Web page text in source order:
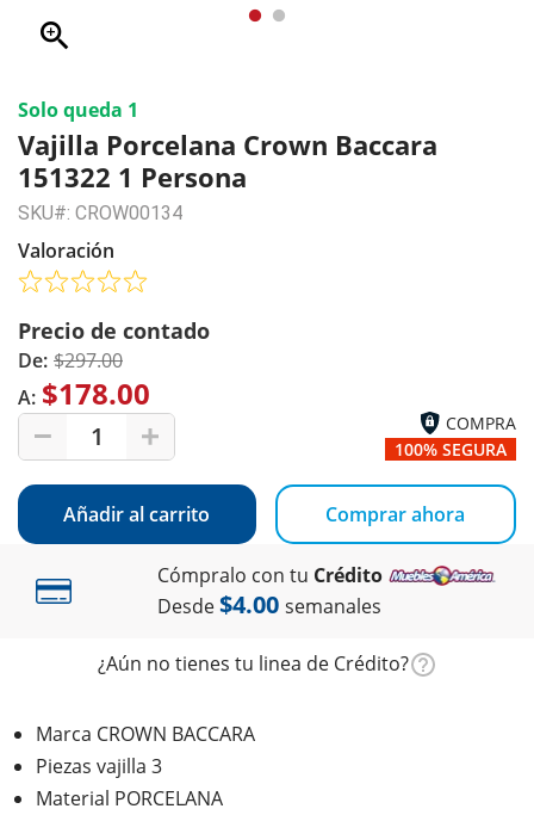
zoom_in
Solo queda 1
Vajilla Porcelana Crown Baccara
151322 1 Persona
SKU#: CROW00134
Valoración
Precio de contado
De: $297.00
A: $178.00
1
COMPRA
100% SEGURA
Añadir al carrito Comprar ahora
Cómpralo con tu Crédito
Desde$4.00 semanales
¿Aún no tienes tu linea de Crédito?
Marca CROWN BACCARA
Piezas vajilla 3
Material PORCELANA